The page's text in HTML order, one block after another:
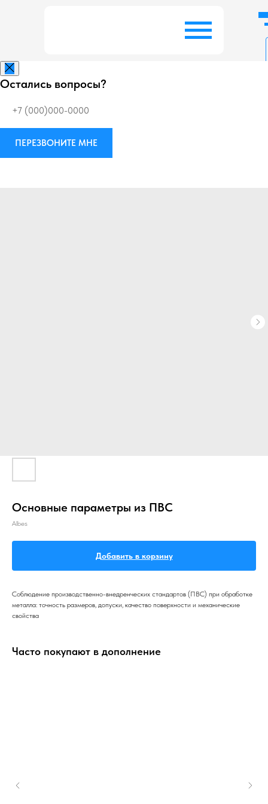
Остались вопросы?
ПЕРЕЗВОНИТЕ МНЕ
Основные параметры из ПВС
Albes
Добавить в корзину
Соблюдение производственно-внедренческих стандартов (ПВС) при обработке
металла: точность размеров, допуски, качество поверхности и механические
свойства
Часто покупают в дополнение